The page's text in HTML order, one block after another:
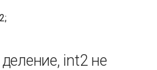
int2 не